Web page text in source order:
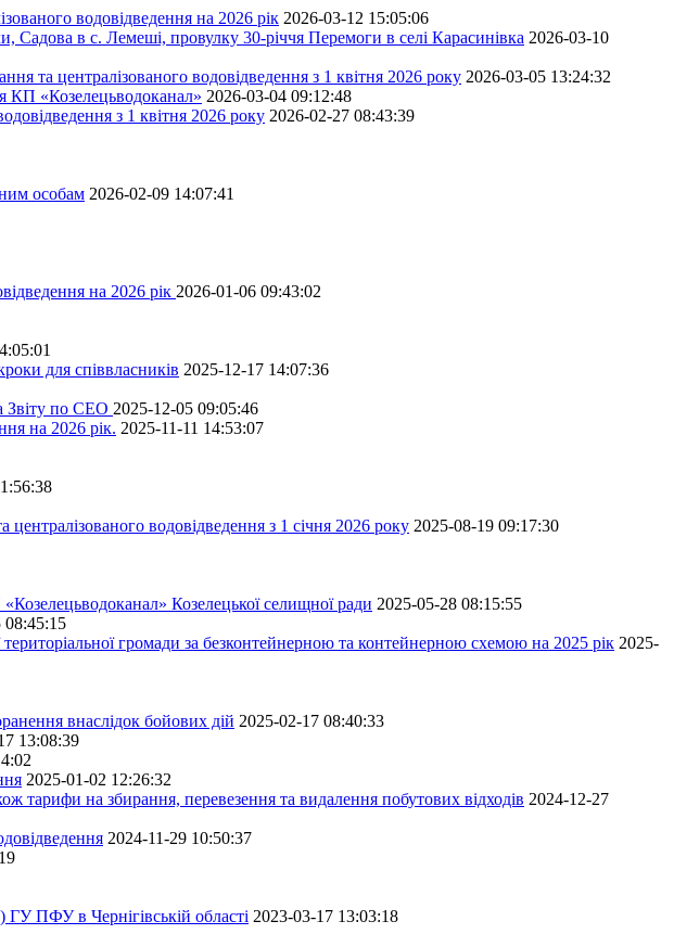
водовідведення на 2026 рік 2026-03-12 15:05:06
в с. Лемеші, провулку 30-річчя Перемоги в селі Карасинівка 2026-03-10
та централізованого водовідведення з 1 квітня 2026 року 2026-03-05 13:24:32
КП «Козелецьводоканал» 2026-03-04 09:12:48
з 1 квітня 2026 року 2026-02-27 08:43:39
особам 2026-02-09 14:07:41
на 2026 рік 2026-01-06 09:43:02
для співвласників 2025-12-17 14:07:36
Звіту по СЕО 2025-12-05 09:05:46
на 2026 рік. 2025-11-11 14:53:07
водовідведення з 1 січня 2026 року 2025-08-19 09:17:30
Козелецької селищної ради 2025-05-28 08:15:55
08:45:15
громади за безконтейнерною та контейнерною схемою на 2025 рік 2025-
внаслідок бойових дій 2025-02-17 08:40:33
13:08:39
2025-01-02 12:26:32
тарифи на збирання, перевезення та видалення побутових відходів 2024-12-27
2024-11-29 10:50:37
ГУ ПФУ в Чернігівській області 2023-03-17 13:03:18